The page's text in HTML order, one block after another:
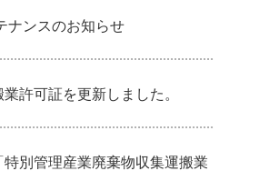
ナンスのお知らせ
許可証を更新しました。
別管理産業廃棄物収集運搬業